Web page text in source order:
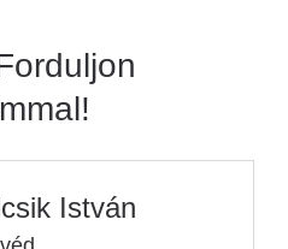
István